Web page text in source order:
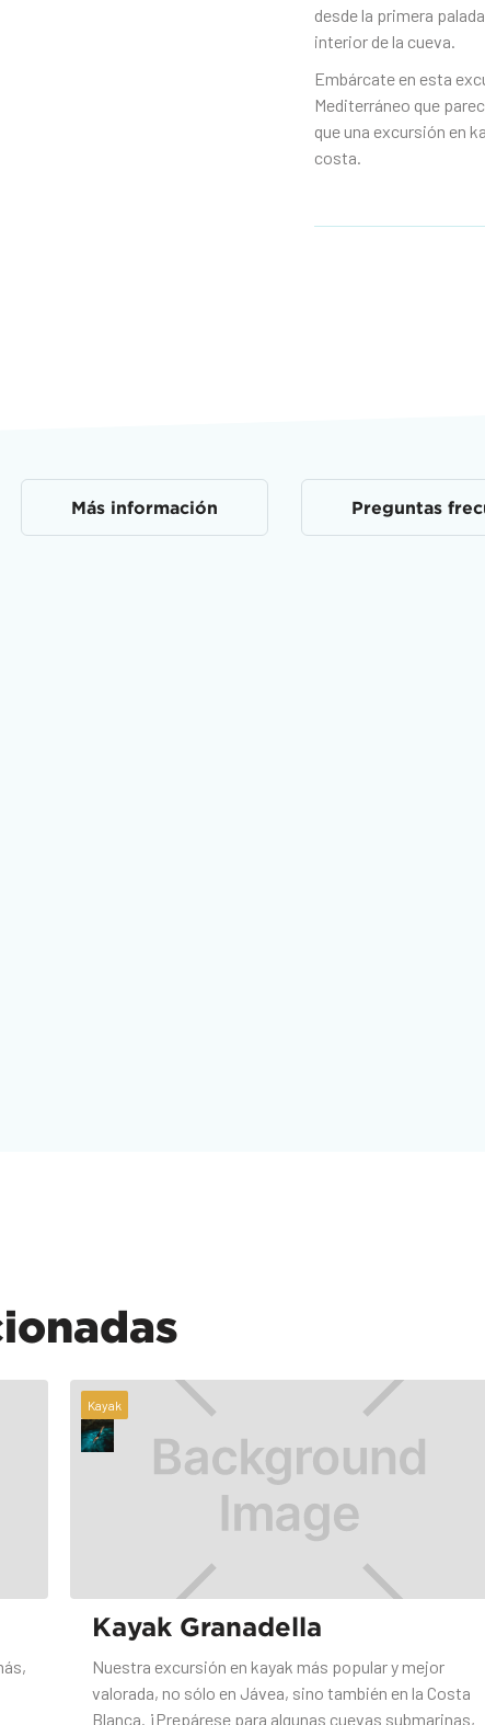
desde la primera
interior de la cueva.
Embárcate en esta
Mediterráneo que
que una excursión en
costa.‍
Más información Preguntas
Kayak
Kayak Granadella
Nuestra excursión en kayak más popular y mejor
valorada, no sólo en Jávea, sino también en la Costa
Blanca. ¡Prepárese para algunas cuevas submarinas,